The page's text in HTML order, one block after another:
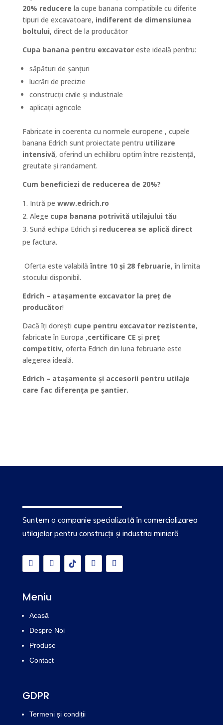
20% reducere la cupe banana compatibile cu diferite
tipuri de excavatoare, indiferent de dimensiunea
boltului, direct de la producător
Cupa banana pentru excavatoreste ideală pentru:
săpături de șanțuri
lucrări de precizie
construcții civile și industriale
aplicații agricole
Fabricate in coerenta cu normele europene , cupele
banana Edrich sunt proiectate pentru utilizare
intensivă, oferind un echilibru optim între rezistență,
greutate și randament.
Cum beneficiezi de reducerea de 20%?
Intră pe www.edrich.ro
Alege cupa banana potrivită utilajului tău
Sună echipa Edrich și reducerea se aplică direct
pe factura.
Oferta este valabilăîntre 10 și 28 februarie, în limita
stocului disponibil.
Edrich – atașamente excavator la preț de
producător!
Dacă îți dorești cupe pentru excavator rezistente,
fabricate în Europa ,certificare CE și preț
competitiv, oferta Edrich din luna februarie este
alegerea ideală.
Edrich – atașamente și accesorii pentru utilaje
care fac diferența pe șantier.
Suntem o companie specializată în comercializarea
utilajelor pentru construcții și industria minieră
Meniu
Acasă
Despre Noi
Produse
Contact
GDPR
Termeni și condiții